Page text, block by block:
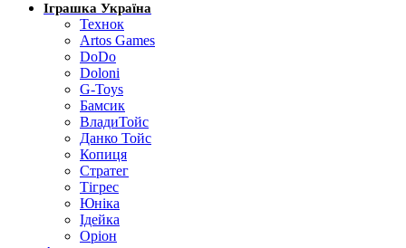
Іграшка Україна
Технок
Artos Games
DoDo
Doloni
G-Toys
Бамсик
ВладиТойс
Данко Тойс
Копиця
Стратег
Тігрес
Юніка
Ідейка
Оріон